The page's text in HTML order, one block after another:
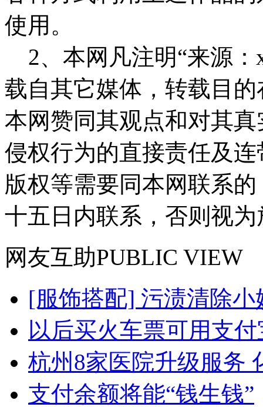
使用。
2、本网凡注明“来源：
载自其它媒体，转载目
本网赞同其观点和对其
侵权行为的直接责任及
版权等需要同本网联系
十五日内联系，否则视
网友互助PUBLIC VIEW
[服饰搭配] 污渍清除小
以后买火车票可用支
杭州8家医院升级服务
支付余额将能“钱生钱”